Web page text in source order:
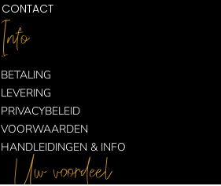
CONTACT
Info
BETALING
LEVERING
PRIVACYBELEID
VOORWAARDEN
HANDLEIDINGEN & INFO
Uw voordeel